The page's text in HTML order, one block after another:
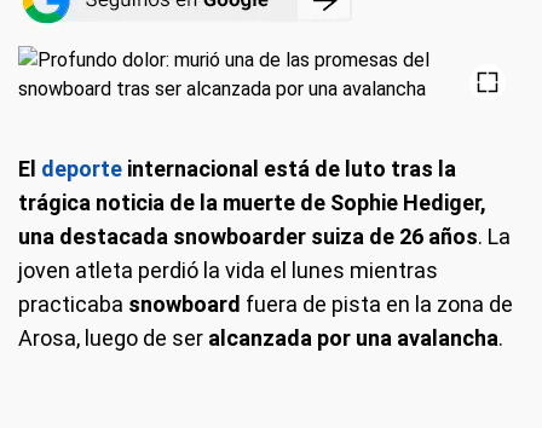
El deporte internacional está de luto tras la
trágica noticia de la muerte de Sophie Hediger,
una destacada snowboarder suiza de 26 años. La
joven atleta perdió la vida el lunes mientras
practicaba snowboard fuera de pista en la zona de
Arosa, luego de ser alcanzada por una avalancha.